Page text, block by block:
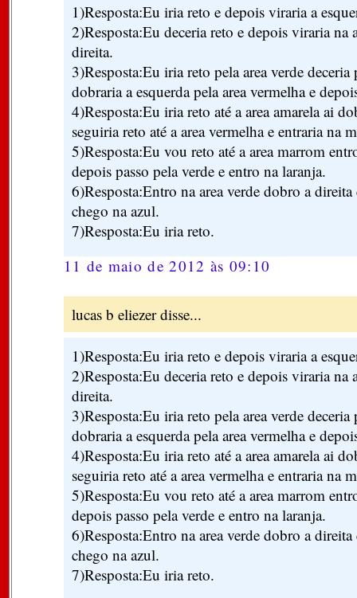
1)Resposta:Eu iria reto e depois viraria a
2)Resposta:Eu deceria reto e depois viraria na
direita.
3)Resposta:Eu iria reto pela area verde deceria
dobraria a esquerda pela area vermelha e
4)Resposta:Eu iria reto até a area amarela ai
seguiria reto até a area vermelha e entraria na
5)Resposta:Eu vou reto até a area marrom
depois passo pela verde e entro na laranja.
6)Resposta:Entro na area verde dobro a
chego na azul.
7)Resposta:Eu iria reto.
11 de maio de 2012 às 09:10
lucas b eliezer disse...
1)Resposta:Eu iria reto e depois viraria a
2)Resposta:Eu deceria reto e depois viraria na
direita.
3)Resposta:Eu iria reto pela area verde deceria
dobraria a esquerda pela area vermelha e
4)Resposta:Eu iria reto até a area amarela ai
seguiria reto até a area vermelha e entraria na
5)Resposta:Eu vou reto até a area marrom
depois passo pela verde e entro na laranja.
6)Resposta:Entro na area verde dobro a
chego na azul.
7)Resposta:Eu iria reto.